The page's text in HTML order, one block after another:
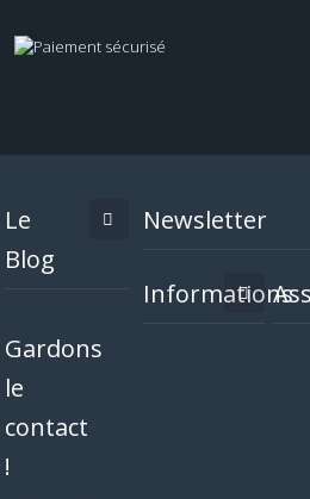
Le
Blog
Gardons
le
contact
!
Newsletter
Informations